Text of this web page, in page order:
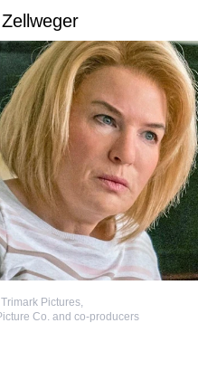
Pictures,
Co. and co-producers